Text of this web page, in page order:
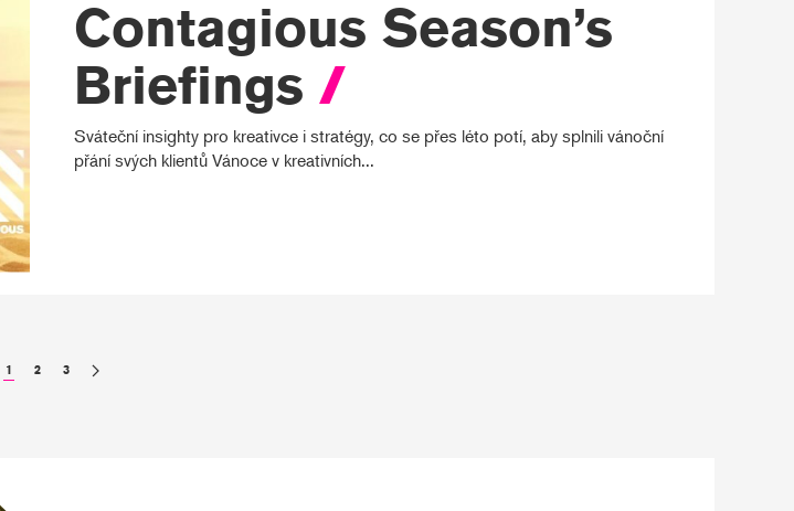
Contagious Season’s
Briefings /
Sváteční insighty pro kreativce i stratégy, co se přes léto potí, aby splnili vánoční
přání svých klientů Vánoce v kreativních...
1 2 3